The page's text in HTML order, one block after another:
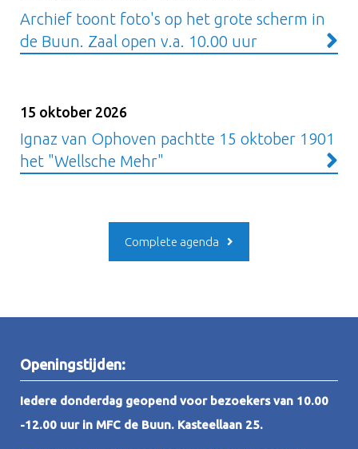
Archief toont foto's op het grote scherm in
de Buun. Zaal open v.a. 10.00 uur
15 oktober 2026
Ignaz van Ophoven pachtte 15 oktober 1901
het "Wellsche Mehr"
Complete agenda
Openingstijden:
Iedere donderdag geopend voor bezoekers van 10.00
-12.00 uur in MFC de Buun. Kasteellaan 25.